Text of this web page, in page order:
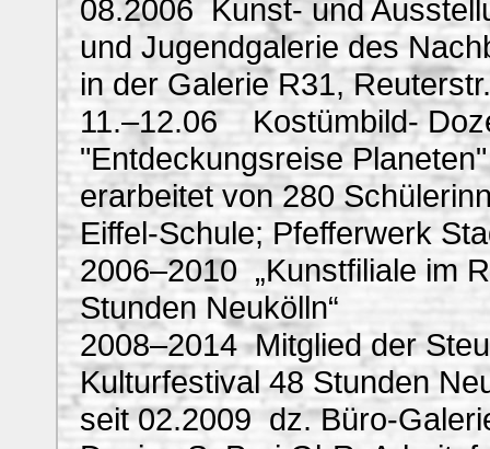
08.2006 Kunst- und
und Jugendgalerie des
in der Galerie R31,
11.–12.06 Kostümbild-
"Entdeckungsreise
erarbeitet von 280
Eiffel-Schule; Pfefferwerk
2006–2010 „Kunstfiliale im
Stunden Neukölln“
2008–2014 Mitglied der
Kulturfestival 48 Stunden
seit 02.2009 dz. Büro-